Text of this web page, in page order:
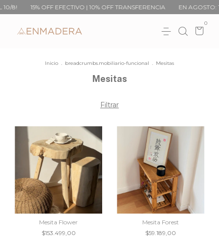
15% OFF EFECTIVO | 10% OFF TRANSFERENCIA EN AGOSTO: 15%
0
Inicio . breadcrumbs.mobiliario-funcional . Mesitas
Mesitas
Filtrar
Mesita Flower
$153.499,00
Mesita Forest
$59.189,00